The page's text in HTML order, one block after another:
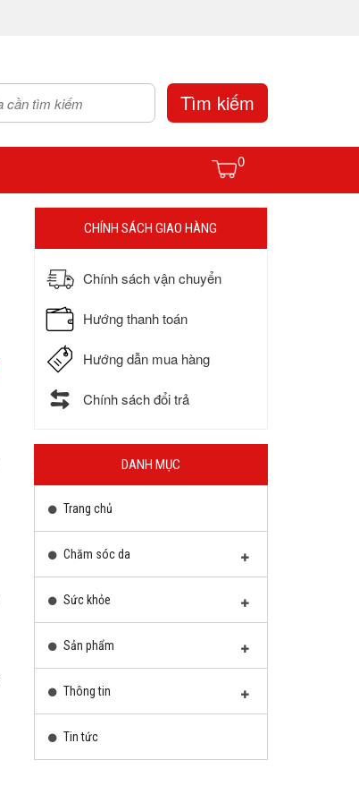
Tìm kiếm
0
CHÍNH SÁCH GIAO HÀNG
Chính sách vận chuyển
Hướng thanh toán
Hướng dẫn mua hàng
Chính sách đổi trả
DANH MỤC
Trang chủ
Chăm sóc da
Sức khỏe
Sản phẩm
Thông tin
Tin tức